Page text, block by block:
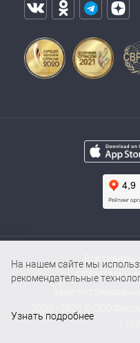
Все
FISSMAN® и
2009 - 2026 © ООО
На нашем сайте мы
рекомендательные
Узнать подробнее